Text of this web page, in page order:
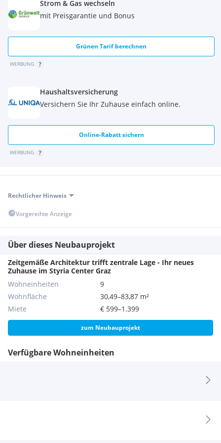
Wohnung Top 51
folgende Raumaufteilung:
5. Obergeschoss:
Abstellraum
1. Zimmer
6. Obergeschoss:
anbei um Musterfotos handelt. Die Wohnung wird gleich
Einige Bilder des Inserats wurden zum Zweck der besseren
Visualisierung digital mit KI möbliert. Die Wohnung wird
unmöbliert übergeben.
Kostenübersicht:
1.399,00 Euro (inkl. Betriebskosten und
Umsatzsteuer)
Kaution:
Strom & Gas wechseln
mit Preisgarantie und Bonus
Grünen Tarif berechnen
WERBUNG
Haushaltsversicherung
Versichern Sie Ihr Zuhause einfach online.
Online-Rabatt sichern
WERBUNG
Rechtlicher Hinweis
Vorgereihte Anzeige
Verfügbare Wohneinheiten
Über dieses Neubauprojekt
Zeitgemäße Architektur trifft zentrale Lage - Ihr neues
Zuhause im Styria Center Graz
Wohneinheiten
9
Wohnfläche
30,49–83,87 m²
Miete
€ 599–1.399
zum Neubauprojekt